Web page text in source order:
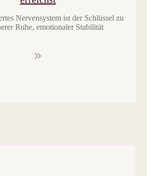
Nervensystem ist der Schlüssel zu
Ruhe, emotionaler Stabilität